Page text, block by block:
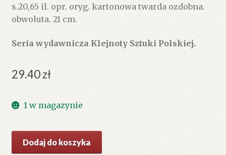
s.20,65 il. opr. oryg. kartonowa twarda ozdobna.
obwoluta. 21 cm.
Seria wydawnicza Klejnoty Sztuki Polskiej.
29.40zł
1 w magazynie
Jana
Dodaj do koszyka